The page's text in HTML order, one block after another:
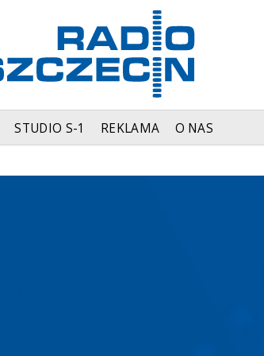
STUDIO S-1 REKLAMA O NAS